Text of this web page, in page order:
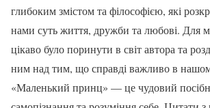
глибоким змістом та філософією, які
нами суть життя, дружби та любові. Для
цікаво було поринути в світ автора та
ним над тим, що справді важливо в
«Маленький принц» — це чудовий